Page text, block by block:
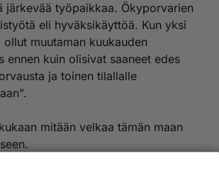
järkevää työpaikkaa. Ökyporvarien
eli hyväksikäyttöä. Kun yksi
muutaman kuukauden
ennen kuin olisivat saaneet edes
ja toinen tilallalle
mitään velkaa tämän maan